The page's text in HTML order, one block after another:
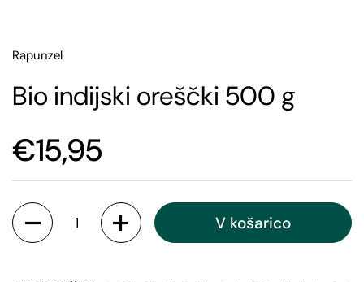
Rapunzel
Bio indijski oreščki 500 g
€15,95
V košarico